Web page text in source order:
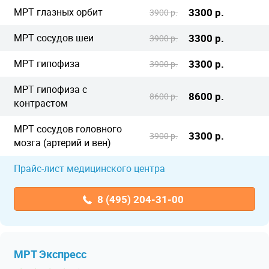
МРТ глазных орбит 3900 р. 3300 р.
МРТ сосудов шеи 3900 р. 3300 р.
МРТ гипофиза 3900 р. 3300 р.
МРТ гипофиза с
контрастом
8600 р. 8600 р.
МРТ сосудов головного
мозга (артерий и вен)
3900 р. 3300 р.
Прайс-лист медицинского центра
8 (495) 204-31-00
МРТ Экспресс